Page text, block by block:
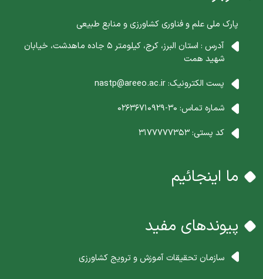
پارک ملی علم و فناوری کشاورزی و منابع طبیعی
آدرس : استان البرز، کرج، کیلومتر 5 جاده ماهدشت، خیابان
شهید همت
پست الکترونیک:nastp@areeo.ac.ir
شماره تماس: 30-02636710929
کد پستی:3177777353
ما اینجائیم
پیوندهای مفید
سازمان تحقیقات آموزش و ترویج کشاورزی